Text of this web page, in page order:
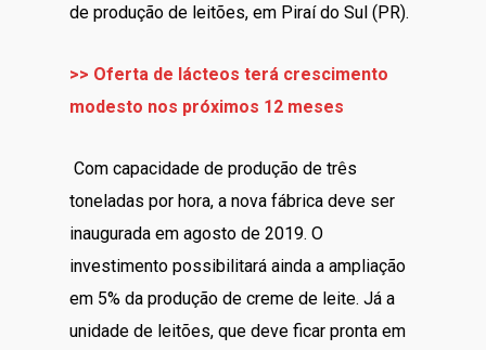
de produção de leitões, em Piraí do Sul (PR).
>> Oferta de lácteos terá crescimento
modesto nos próximos 12 meses
Com capacidade de produção de três
toneladas por hora, a nova fábrica deve ser
inaugurada em agosto de 2019. O
investimento possibilitará ainda a ampliação
em 5% da produção de creme de leite. Já a
unidade de leitões, que deve ficar pronta em